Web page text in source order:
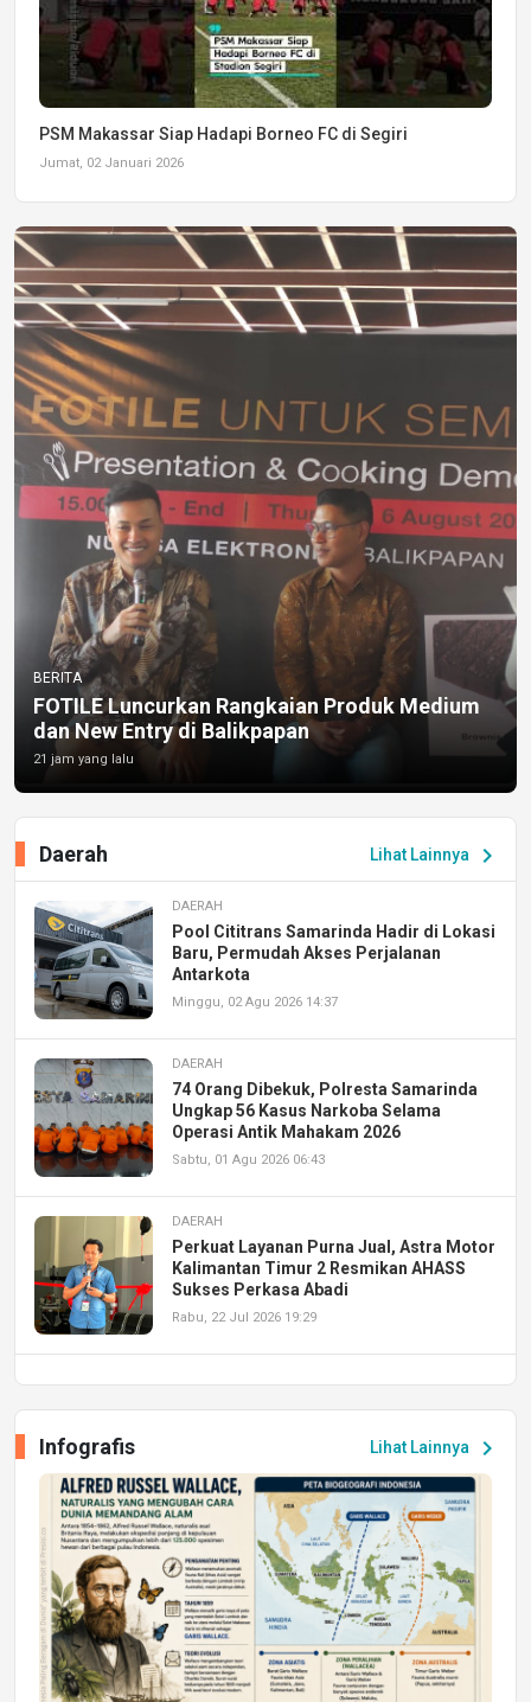
PSM Makassar Siap Hadapi Borneo FC di Segiri
Jumat, 02 Januari 2026
BERITA
FOTILE Luncurkan Rangkaian Produk Medium
dan New Entry di Balikpapan
21 jam yang lalu
Lihat Lainnya chevron_right
Daerah
DAERAH
Pool Cititrans Samarinda Hadir di Lokasi
Baru, Permudah Akses Perjalanan
Antarkota
Minggu, 02 Agu 2026 14:37
DAERAH
74 Orang Dibekuk, Polresta Samarinda
Ungkap 56 Kasus Narkoba Selama
Operasi Antik Mahakam 2026
Sabtu, 01 Agu 2026 06:43
DAERAH
Perkuat Layanan Purna Jual, Astra Motor
Kalimantan Timur 2 Resmikan AHASS
Sukses Perkasa Abadi
Rabu, 22 Jul 2026 19:29
Peluang Kerja dan Magang
Jumat, 17 Jul 2026 22:30
DAERAH
Astra Motor Kalimantan Timur 2 Dukung
Mahasiswa Samarinda dalam Astra
Honda SDGs Future Leaders 2026
Jumat, 10 Jul 2026 19:01
Lihat Lainnya chevron_right
Infografis